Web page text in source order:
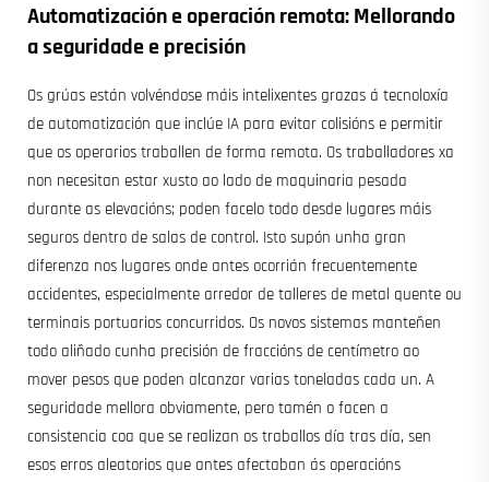
Automatización e operación remota: Mellorando
a seguridade e precisión
Os grúas están volvéndose máis intelixentes grazas á tecnoloxía
de automatización que inclúe IA para evitar colisións e permitir
que os operarios traballen de forma remota. Os traballadores xa
non necesitan estar xusto ao lado de maquinaria pesada
durante as elevacións; poden facelo todo desde lugares máis
seguros dentro de salas de control. Isto supón unha gran
diferenza nos lugares onde antes ocorrián frecuentemente
accidentes, especialmente arredor de talleres de metal quente ou
terminais portuarios concurridos. Os novos sistemas manteñen
todo aliñado cunha precisión de fraccións de centímetro ao
mover pesos que poden alcanzar varias toneladas cada un. A
seguridade mellora obviamente, pero tamén o facen a
consistencia coa que se realizan os traballos día tras día, sen
esos erros aleatorios que antes afectaban ás operacións